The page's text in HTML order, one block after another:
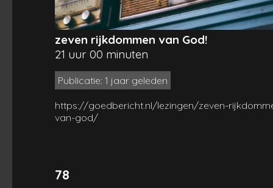
zeven rijkdommen van God!
21 uur 00 minuten
Publicatie: 1 jaar geleden
https://goedbericht.nl/lezingen/zeven-
van-god/
78